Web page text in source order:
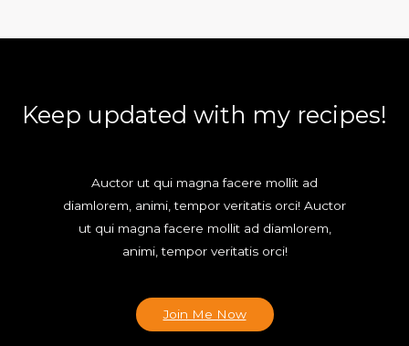
Keep updated with my recipes!
Auctor ut qui magna facere mollit ad
diamlorem, animi, tempor veritatis orci! Auctor
ut qui magna facere mollit ad diamlorem,
animi, tempor veritatis orci!
Join Me Now